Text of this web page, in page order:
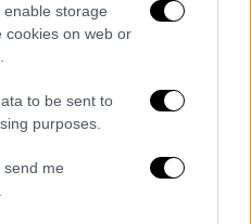
storage
cookies on web or
to be sent to
purposes.
send me
σχόλια θα